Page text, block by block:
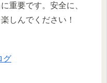
重要です。安全に、
しんでください！